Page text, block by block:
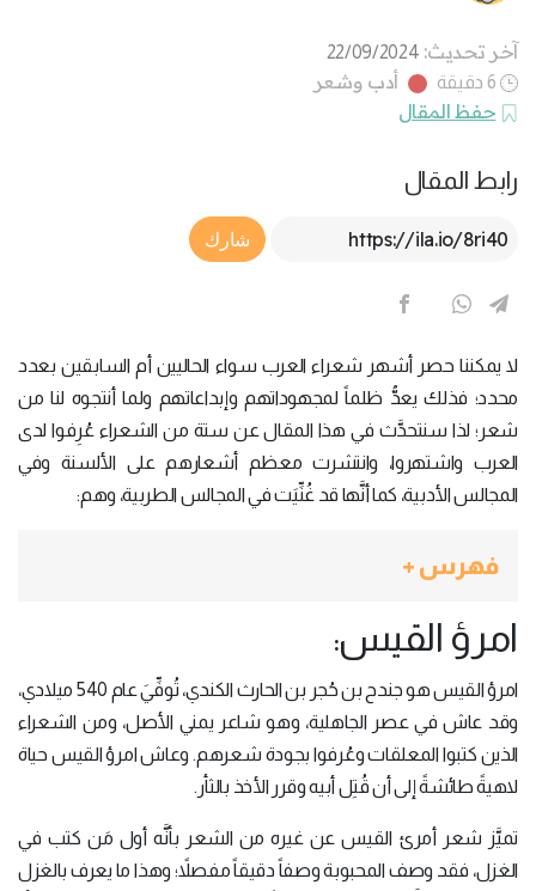
آخر تحديث: 22/09/2024
6 دقيقة
أدب وشعر
حفظ المقال
رابط المقال
Article Link
شارك
لا يمكننا حصر أشهر شعراء العرب سواء الحاليين أم السابقين بعدد
محدد؛ فذلك يعدُّ ظلماً لمجهوداتهم وإبداعاتهم ولما أنتجوه لنا من
شعر؛ لذا سنتحدَّث في هذا المقال عن ستة من الشعراء عُرِفوا لدى
العرب واشتهروا، وانتشرت معظم أشعارهم على الألسنة وفي
المجالس الأدبية، كما أنَّها قد غُنِّيَت في المجالس الطربية، وهم:
فهرس +
امرؤ القيس:
امرؤ القيس هو جندح بن حُجر بن الحارث الكندي، تُوفِّيَ عام 540 ميلادي،
وقد عاش في عصر الجاهلية، وهو شاعر يمني الأصل، ومن الشعراء
الذين كتبوا المعلقات وعُرفوا بجودة شعرهم. وعاش امرؤ القيس حياة
لاهيةً طائشةً إلى أن قُتِل أبيه وقرر الأخذ بالثأر.
تميَّز شعر أمرئ القيس عن غيره من الشعر بأنَّه أول مَن كتب في
الغزل، فقد وصف المحبوبة وصفاً دقيقاً مفصلاً؛ وهذا ما يعرف بالغزل